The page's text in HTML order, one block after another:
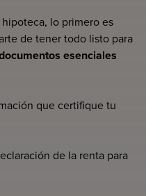
lo primero es
de tener todo listo para
esenciales
que certifique tu
de la renta para